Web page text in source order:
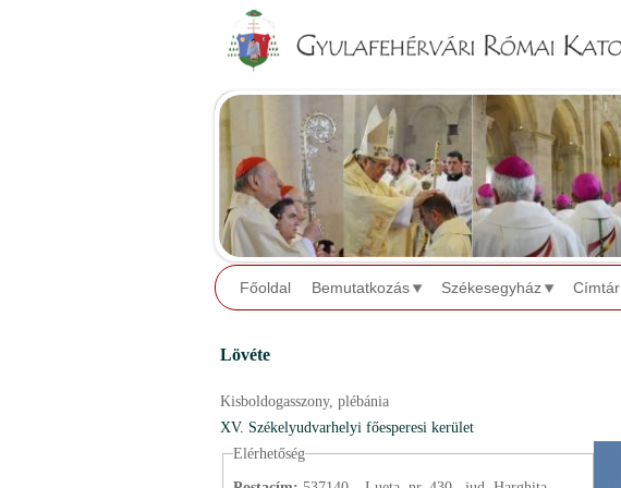
Főoldal Bemutatkozás Székesegyház Címtár
Lövéte
Kisboldogasszony, plébánia
XV. Székelyudvarhelyi főesperesi kerület
Elérhetőség